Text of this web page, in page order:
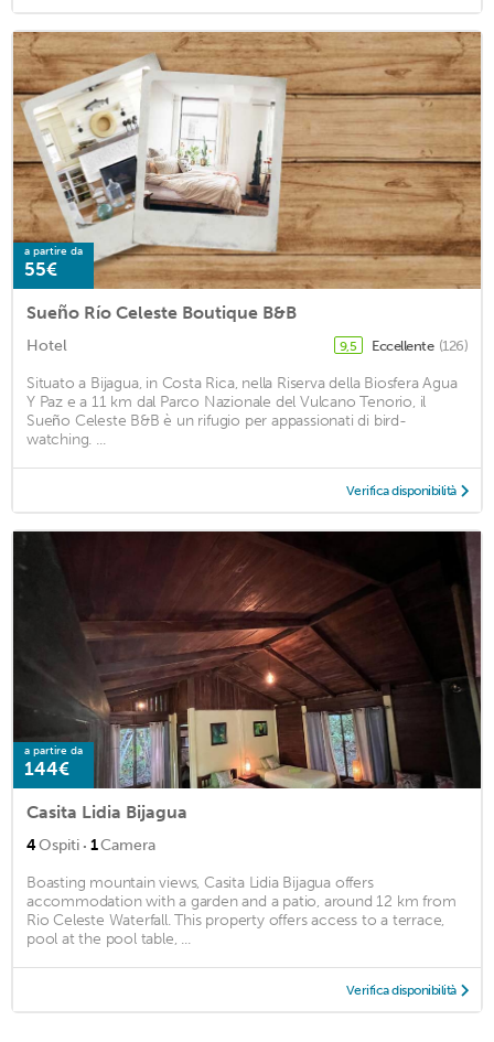
a partire da
55€
Sueño Río Celeste Boutique B&B
Hotel 9,5 Eccellente (126)
Situato a Bijagua, in Costa Rica, nella Riserva della Biosfera Agua
Y Paz e a 11 km dal Parco Nazionale del Vulcano Tenorio, il
Sueño Celeste B&B è un rifugio per appassionati di bird-
watching. ...
Verifica disponibilità
a partire da
144€
Casita Lidia Bijagua
4Ospiti · 1Camera
Boasting mountain views, Casita Lidia Bijagua offers
accommodation with a garden and a patio, around 12 km from
Rio Celeste Waterfall. This property offers access to a terrace,
pool at the pool table, ...
Verifica disponibilità